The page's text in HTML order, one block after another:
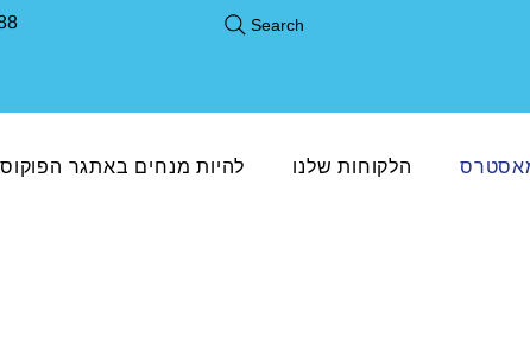
Search
הלקוחות שלנו להיות מנחים באתגר הפוקוס